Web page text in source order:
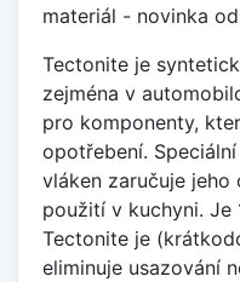
materiál - novinka
Tectonite je
zejména v
pro komponenty,
opotřebení.
vláken zaručuje
použití v kuchyni. Je
Tectonite je
eliminuje usazování